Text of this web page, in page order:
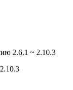
2.6.1 ~ 2.10.3